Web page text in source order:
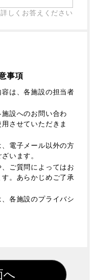
しくお答えください
事項
は、各施設の担当者
設へのお問い合わ
させていただきま
電子メール以外の方
います。
ご質問によってはお
。あらかじめご了承
各施設のプライバシ